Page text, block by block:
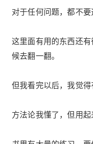
对于任何问题，都不要
这里面有用的东西还
候去翻一翻。
但我看完以后，我觉得
方法论我懂了，但用起